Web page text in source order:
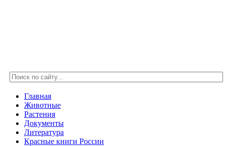
Главная
Животные
Растения
Документы
Литература
Красные книги России